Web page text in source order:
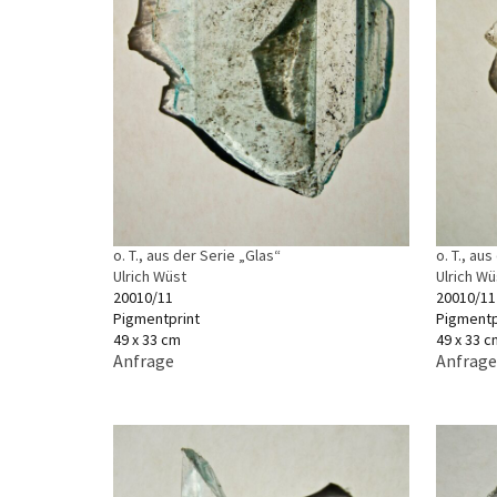
o. T., aus der Serie „Glas“
Ulrich Wüst
20010/11
Pigmentprint
49 x 33 cm
Anfrage
o. T.,
Ulrich
20010/11
49 x 33
Anfrage